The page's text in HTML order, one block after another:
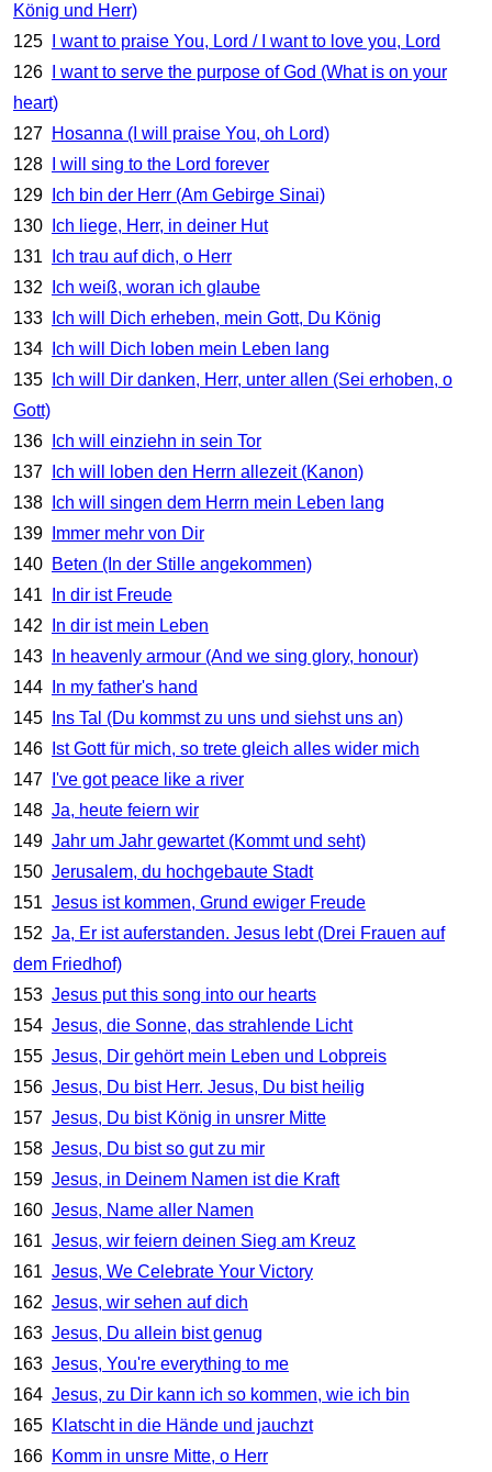
König und Herr)
125
I want to praise You, Lord / I want to love you, Lord
126
I want to serve the purpose of God (What is on your
heart)
127 Hosanna (I will praise You, oh Lord)
128
I will sing to the Lord forever
129
Ich bin der Herr (Am Gebirge Sinai)
130
Ich liege, Herr, in deiner Hut
131
Ich trau auf dich, o Herr
132
Ich weiß, woran ich glaube
133
Ich will Dich erheben, mein Gott, Du König
134
Ich will Dich loben mein Leben lang
135
Ich will Dir danken, Herr, unter allen (Sei erhoben, o
Gott)
136
Ich will einziehn in sein Tor
137
Ich will loben den Herrn allezeit (Kanon)
138
Ich will singen dem Herrn mein Leben lang
139
Immer mehr von Dir
140 Beten (In der Stille angekommen)
141
In dir ist Freude
142
In dir ist mein Leben
143
In heavenly armour (And we sing glory, honour)
144
In my father's hand
145
Ins Tal (Du kommst zu uns und siehst uns an)
146
Ist Gott für mich, so trete gleich alles wider mich
147
I've got peace like a river
148 Ja, heute feiern wir
149 Jahr um Jahr gewartet (Kommt und seht)
150 Jerusalem, du hochgebaute Stadt
151 Jesus ist kommen, Grund ewiger Freude
152 Ja, Er ist auferstanden. Jesus lebt (Drei Frauen auf
dem Friedhof)
153 Jesus put this song into our hearts
154 Jesus, die Sonne, das strahlende Licht
155 Jesus, Dir gehört mein Leben und Lobpreis
156 Jesus, Du bist Herr. Jesus, Du bist heilig
157 Jesus, Du bist König in unsrer Mitte
158 Jesus, Du bist so gut zu mir
159 Jesus, in Deinem Namen ist die Kraft
160 Jesus, Name aller Namen
161 Jesus, wir feiern deinen Sieg am Kreuz
161 Jesus, We Celebrate Your Victory
162 Jesus, wir sehen auf dich
163 Jesus, Du allein bist genug
163 Jesus, You're everything to me
164 Jesus, zu Dir kann ich so kommen, wie ich bin
165 Klatscht in die Hände und jauchzt
166 Komm in unsre Mitte, o Herr